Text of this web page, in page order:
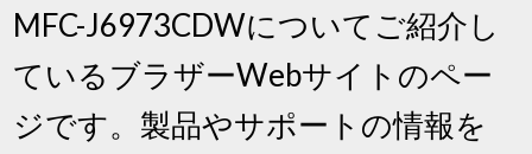
MFC-J6973CDWについてご紹介し
ているブラザーWebサイトのペー
ジです。製品やサポートの情報を